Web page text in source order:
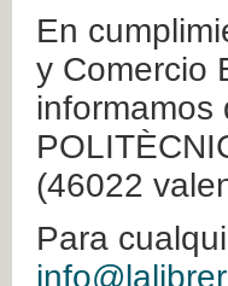
En
y Comercio
informamos
(46022
Para